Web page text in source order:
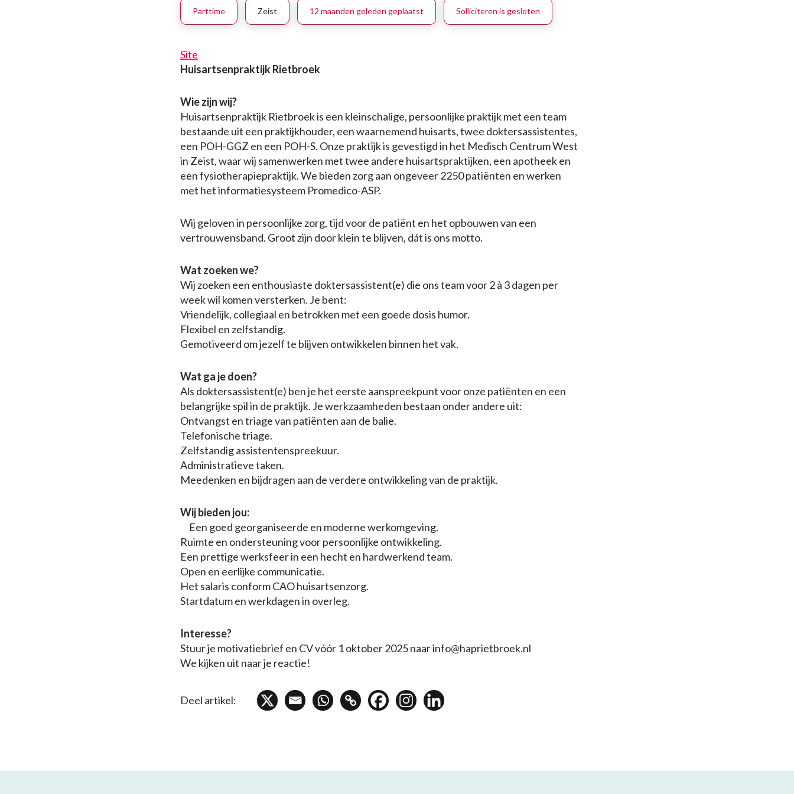
Parttime Zeist 12 maanden geleden geplaatst Solliciteren is gesloten
Site
Huisartsenpraktijk Rietbroek
Wie zijn wij?
Huisartsenpraktijk Rietbroek is een kleinschalige, persoonlijke praktijk met een team
bestaande uit een praktijkhouder, een waarnemend huisarts, twee doktersassistentes,
een POH-GGZ en een POH-S. Onze praktijk is gevestigd in het Medisch Centrum West
in Zeist, waar wij samenwerken met twee andere huisartspraktijken, een apotheek en
een fysiotherapiepraktijk. We bieden zorg aan ongeveer 2250 patiënten en werken
met het informatiesysteem Promedico-ASP.
Wij geloven in persoonlijke zorg, tijd voor de patiënt en het opbouwen van een
vertrouwensband. Groot zijn door klein te blijven, dát is ons motto.
Wat zoeken we?
Wij zoeken een enthousiaste doktersassistent(e) die ons team voor 2 à 3 dagen per
week wil komen versterken. Je bent:
Vriendelijk, collegiaal en betrokken met een goede dosis humor.
Flexibel en zelfstandig.
Gemotiveerd om jezelf te blijven ontwikkelen binnen het vak.
Wat ga je doen?
Als doktersassistent(e) ben je het eerste aanspreekpunt voor onze patiënten en een
belangrijke spil in de praktijk. Je werkzaamheden bestaan onder andere uit:
Ontvangst en triage van patiënten aan de balie.
Telefonische triage.
Zelfstandig assistentenspreekuur.
Administratieve taken.
Meedenken en bijdragen aan de verdere ontwikkeling van de praktijk.
Wij bieden jou:
Een goed georganiseerde en moderne werkomgeving.
Ruimte en ondersteuning voor persoonlijke ontwikkeling.
Een prettige werksfeer in een hecht en hardwerkend team.
Open en eerlijke communicatie.
Het salaris conform CAO huisartsenzorg.
Startdatum en werkdagen in overleg.
Interesse?
Stuur je motivatiebrief en CV vóór 1 oktober 2025 naar info@haprietbroek.nl
We kijken uit naar je reactie!
Deel artikel: